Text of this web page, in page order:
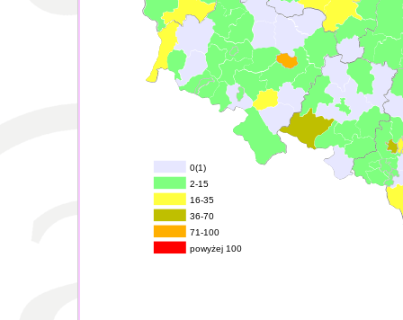
0(1)
2-15
16-35
36-70
71-100
powyżej 100